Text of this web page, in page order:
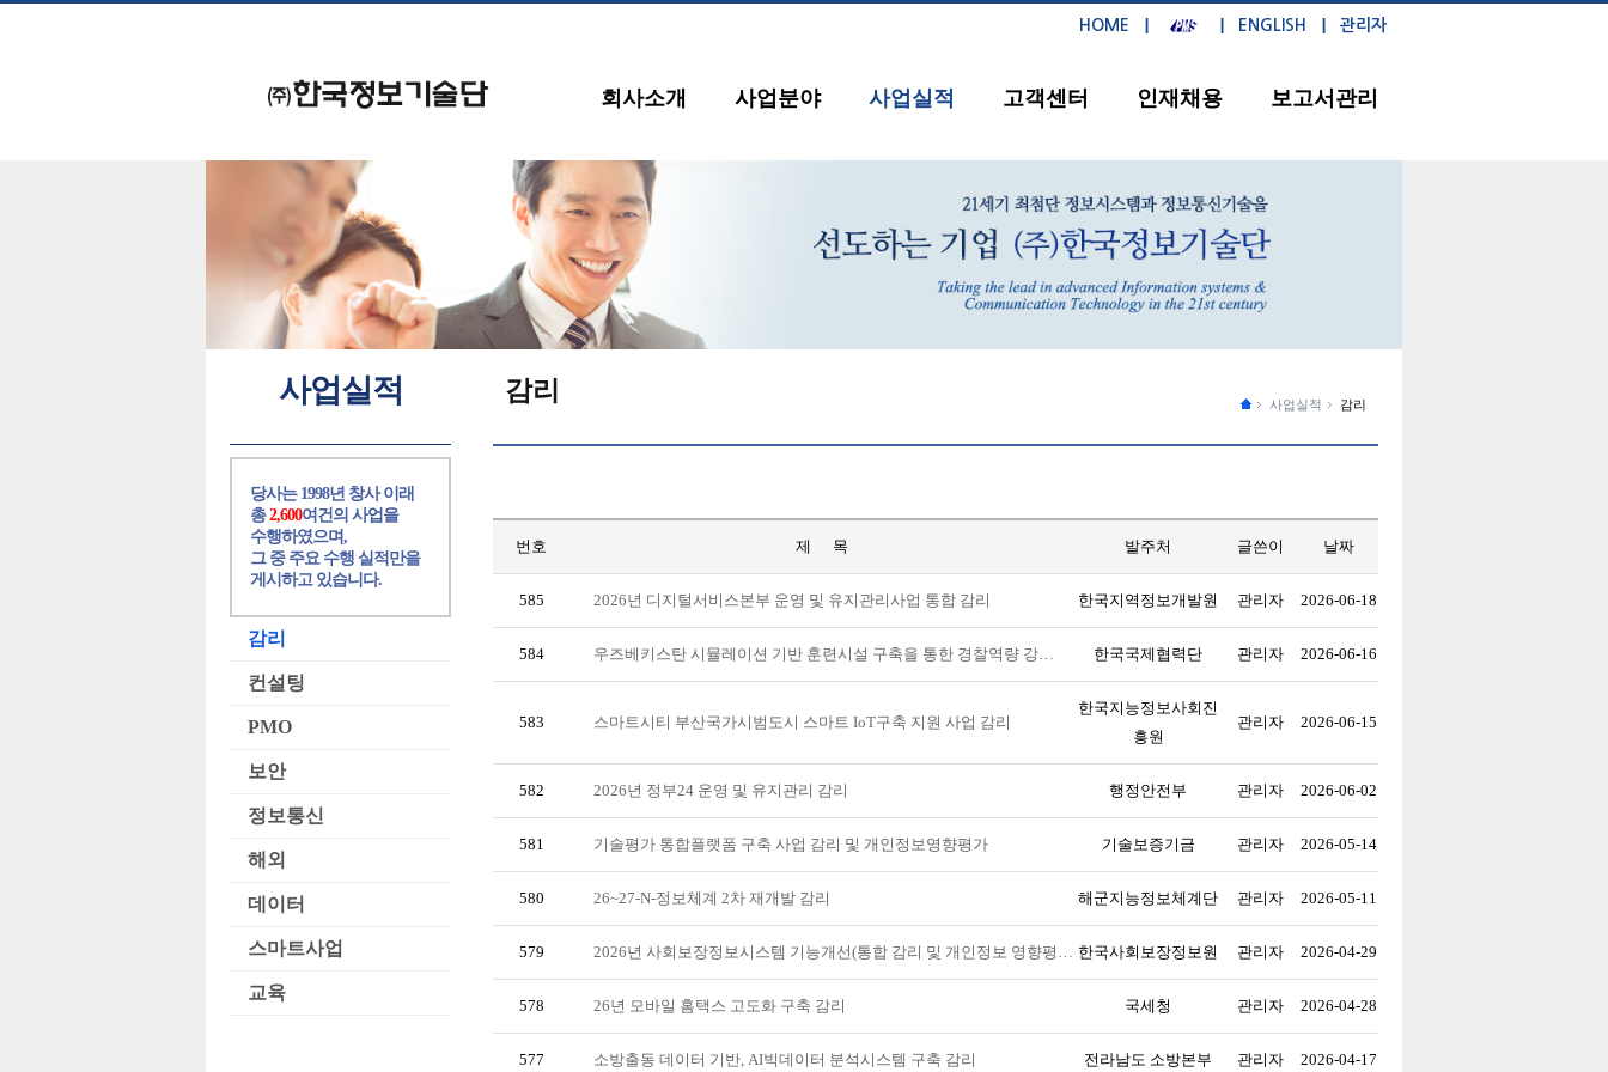
HOME ENGLISH 관리자
회사소개 사업분야 사업실적 고객센터 인재채용 보고서관리
사업실적 감리
감리
번호 제 목 발주처 글쓴이 날짜
585 2026년 디지털서비스본부 운영 및 유지관리사업 통합 감리 한국지역정보개발원 관리자 2026-06-18
584 우즈베키스탄 시뮬레이션 기반 훈련시설 구축을 통한 경찰역량 강… 한국국제협력단 관리자 2026-06-16
583 스마트시티 부산국가시범도시 스마트 IoT구축 지원 사업 감리
한국지능정보사회진
흥원
관리자 2026-06-15
582 2026년 정부24 운영 및 유지관리 감리 행정안전부 관리자 2026-06-02
581 기술평가 통합플랫폼 구축 사업 감리 및 개인정보영향평가 기술보증기금 관리자 2026-05-14
580 26~27-N-정보체계 2차 재개발 감리 해군지능정보체계단 관리자 2026-05-11
579 2026년 사회보장정보시스템 기능개선(통합 감리 및 개인정보 영향평… 한국사회보장정보원 관리자 2026-04-29
578 26년 모바일 홈택스 고도화 구축 감리 국세청 관리자 2026-04-28
577 소방출동 데이터 기반, AI빅데이터 분석시스템 구축 감리 전라남도 소방본부 관리자 2026-04-17
사업실적
당사는 1998년 창사 이래
총2,600여건의 사업을
수행하였으며,
그 중 주요 수행 실적만을
게시하고 있습니다.
감리
컨설팅
PMO
보안
정보통신
해외
데이터
스마트사업
교육